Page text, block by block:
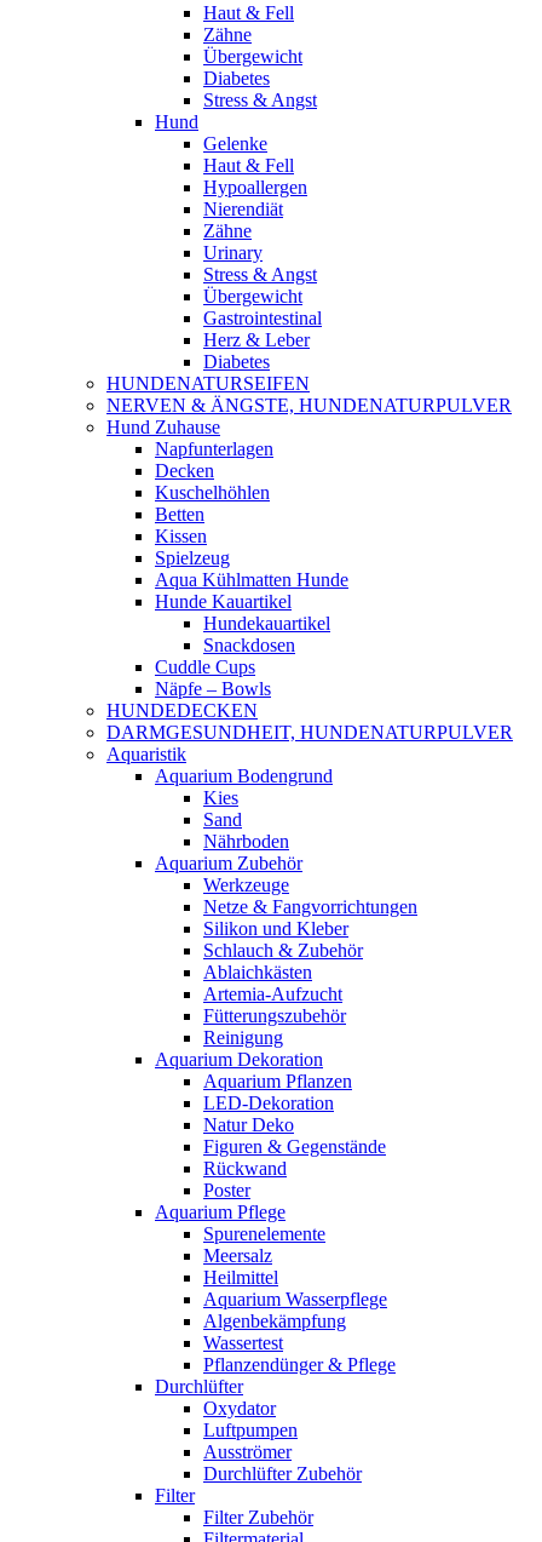
Haut & Fell
Zähne
Übergewicht
Diabetes
Stress & Angst
Hund
Gelenke
Haut & Fell
Hypoallergen
Nierendiät
Zähne
Urinary
Stress & Angst
Übergewicht
Gastrointestinal
Herz & Leber
Diabetes
HUNDENATURSEIFEN
NERVEN & ÄNGSTE, HUNDENATURPULVER
Hund Zuhause
Napfunterlagen
Decken
Kuschelhöhlen
Betten
Kissen
Spielzeug
Aqua Kühlmatten Hunde
Hunde Kauartikel
Hundekauartikel
Snackdosen
Cuddle Cups
Näpfe – Bowls
HUNDEDECKEN
DARMGESUNDHEIT, HUNDENATURPULVER
Aquaristik
Aquarium Bodengrund
Kies
Sand
Nährboden
Aquarium Zubehör
Werkzeuge
Netze & Fangvorrichtungen
Silikon und Kleber
Schlauch & Zubehör
Ablaichkästen
Artemia-Aufzucht
Fütterungszubehör
Reinigung
Aquarium Dekoration
Aquarium Pflanzen
LED-Dekoration
Natur Deko
Figuren & Gegenstände
Rückwand
Poster
Aquarium Pflege
Spurenelemente
Meersalz
Heilmittel
Aquarium Wasserpflege
Algenbekämpfung
Wassertest
Pflanzendünger & Pflege
Durchlüfter
Oxydator
Luftpumpen
Ausströmer
Durchlüfter Zubehör
Filter
Filter Zubehör